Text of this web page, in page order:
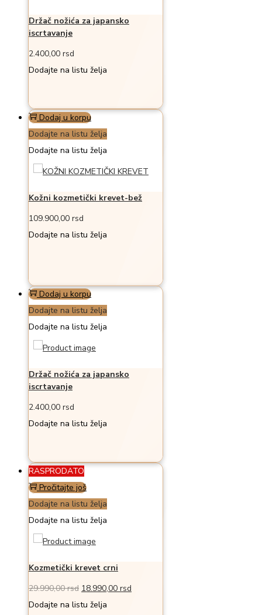
Držač nožića za japansko
iscrtavanje
2.400,00 rsd
Dodajte na listu želja
Dodaj u korpu
Dodajte na listu želja
Dodajte na listu želja
Kožni kozmetički krevet-bež
109.900,00 rsd
Dodajte na listu želja
Dodaj u korpu
Dodajte na listu želja
Dodajte na listu želja
Držač nožića za japansko
iscrtavanje
2.400,00 rsd
Dodajte na listu želja
RASPRODATO
Pročitajte još
Dodajte na listu želja
Dodajte na listu želja
Kozmetički krevet crni
29.990,00rsd Originalna
cena
18.990,00 rsd
Dodajte na listu želja